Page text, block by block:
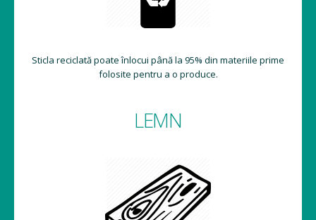
Sticla reciclată poate înlocui până la 95% din materiile prime
folosite pentru a o produce.
LEMN